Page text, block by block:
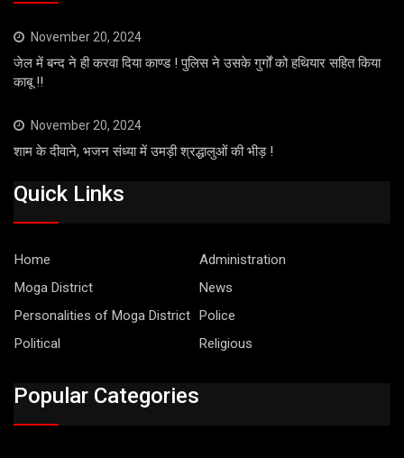
November 20, 2024
जेल में बन्द ने ही करवा दिया काण्ड ! पुलिस ने उसके गुर्गों को हथियार सहित किया
काबू !!
November 20, 2024
शाम के दीवाने, भजन संध्या में उमड़ी श्रद्धालुओं की भीड़ !
Quick Links
Home
Administration
Moga District
News
Personalities of Moga District
Police
Political
Religious
Popular Categories